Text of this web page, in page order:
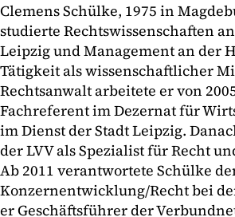
Clemens Schülke, 1975 in
studierte Rechtswissenschaften
Leipzig und Management an der
Tätigkeit als wissenschaftlicher
Rechtsanwalt arbeitete er von
Fachreferent im Dezernat für
im Dienst der Stadt Leipzig.
der LVV als Spezialist für Recht
Ab 2011 verantwortete Schülke
Konzernentwicklung/Recht bei
er Geschäftsführer der